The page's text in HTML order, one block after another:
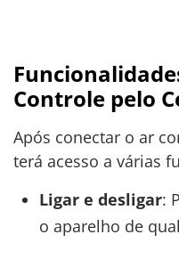
Controle pelo
Após conectar o ar
terá acesso a várias
Ligar e desligar:
o aparelho de